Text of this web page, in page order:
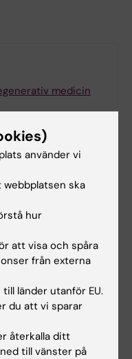
medicin
molekylärbiologi
använder vi
webbplatsen ska
hur
att visa och spåra
från externa
länder utanför EU.
du att vi sparar
återkalla ditt
till vänster på